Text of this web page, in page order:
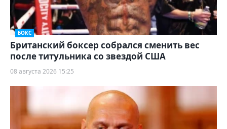
БОКС
Британский боксер собрался сменить вес
после титульника со звездой США
08 августа 2026 15:25